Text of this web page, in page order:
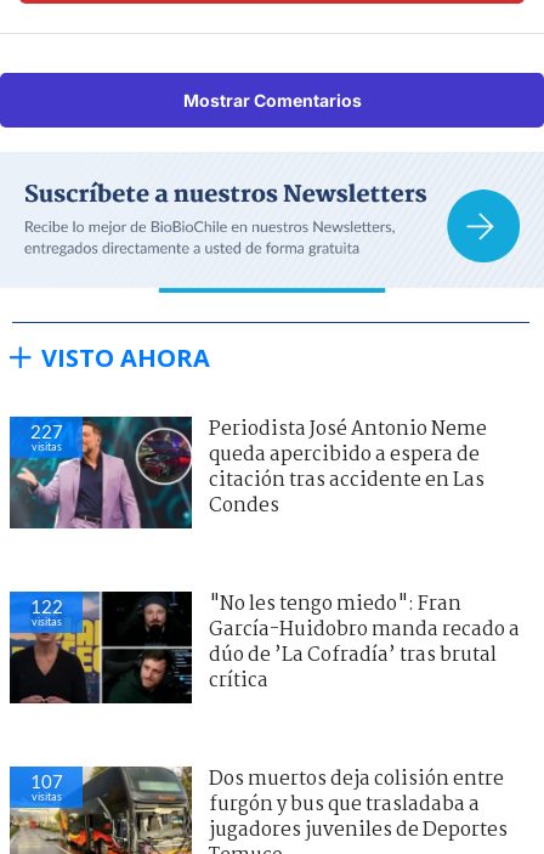
Mostrar Comentarios
VISTO AHORA
227
visitas
Periodista José Antonio Neme
queda apercibido a espera de
citación tras accidente en Las
Condes
122
visitas
"No les tengo miedo": Fran
García-Huidobro manda recado a
dúo de ’La Cofradía’ tras brutal
crítica
107
visitas
Dos muertos deja colisión entre
furgón y bus que trasladaba a
jugadores juveniles de Deportes